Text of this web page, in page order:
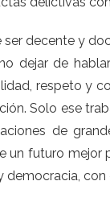
ser decente y
dejar de
respeto y
Solo ese
de
un futuro mejor
democracia,